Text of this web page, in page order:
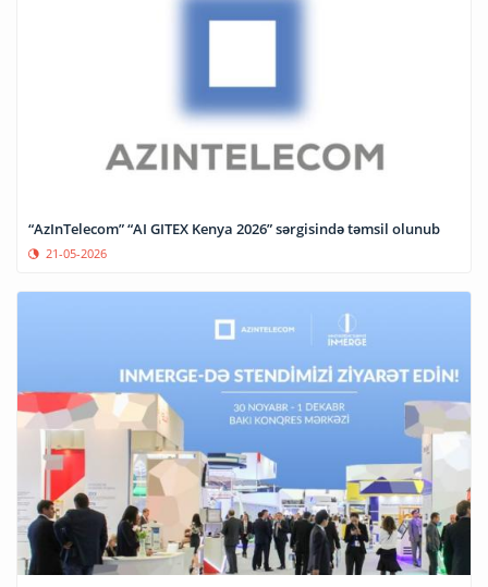
“AzInTelecom” “AI GITEX Kenya 2026” sərgisində təmsil olunub
21-05-2026